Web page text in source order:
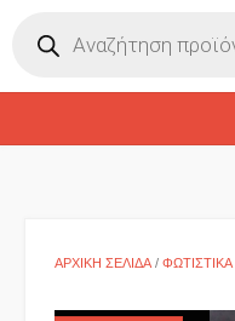
search
ΑΡΧΙΚΉ ΣΕΛΊΔΑ / ΦΩΤΙΣΤΙΚΆ